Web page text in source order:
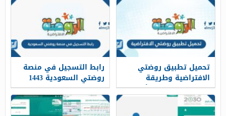
تحميل تطبيق روضتي
الافتراضية وطريقة
التسجيل ودخول الأبناء
1443
رابط التسجيل في منصة
روضتي السعودية 1443
وكيفية التسجيل في
المنصة